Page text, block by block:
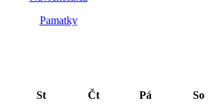
Pamatky
St Čt Pá
So